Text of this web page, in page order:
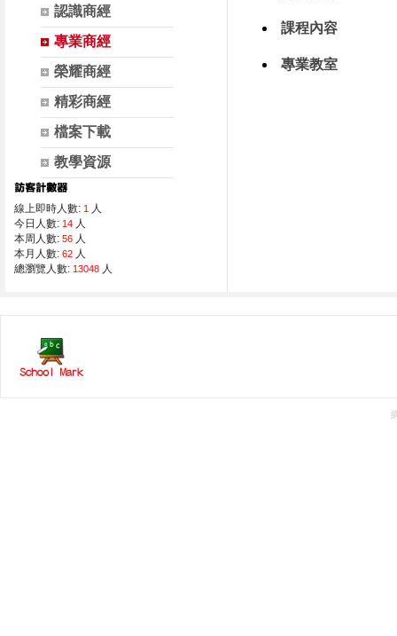
認識商經
專業商經
榮耀商經
精彩商經
檔案下載
教學資源
線上即時人數: 1 人
今日人數: 14 人
本周人數: 56 人
本月人數: 62 人
總瀏覽人數: 13048 人
課程內容
專業教室